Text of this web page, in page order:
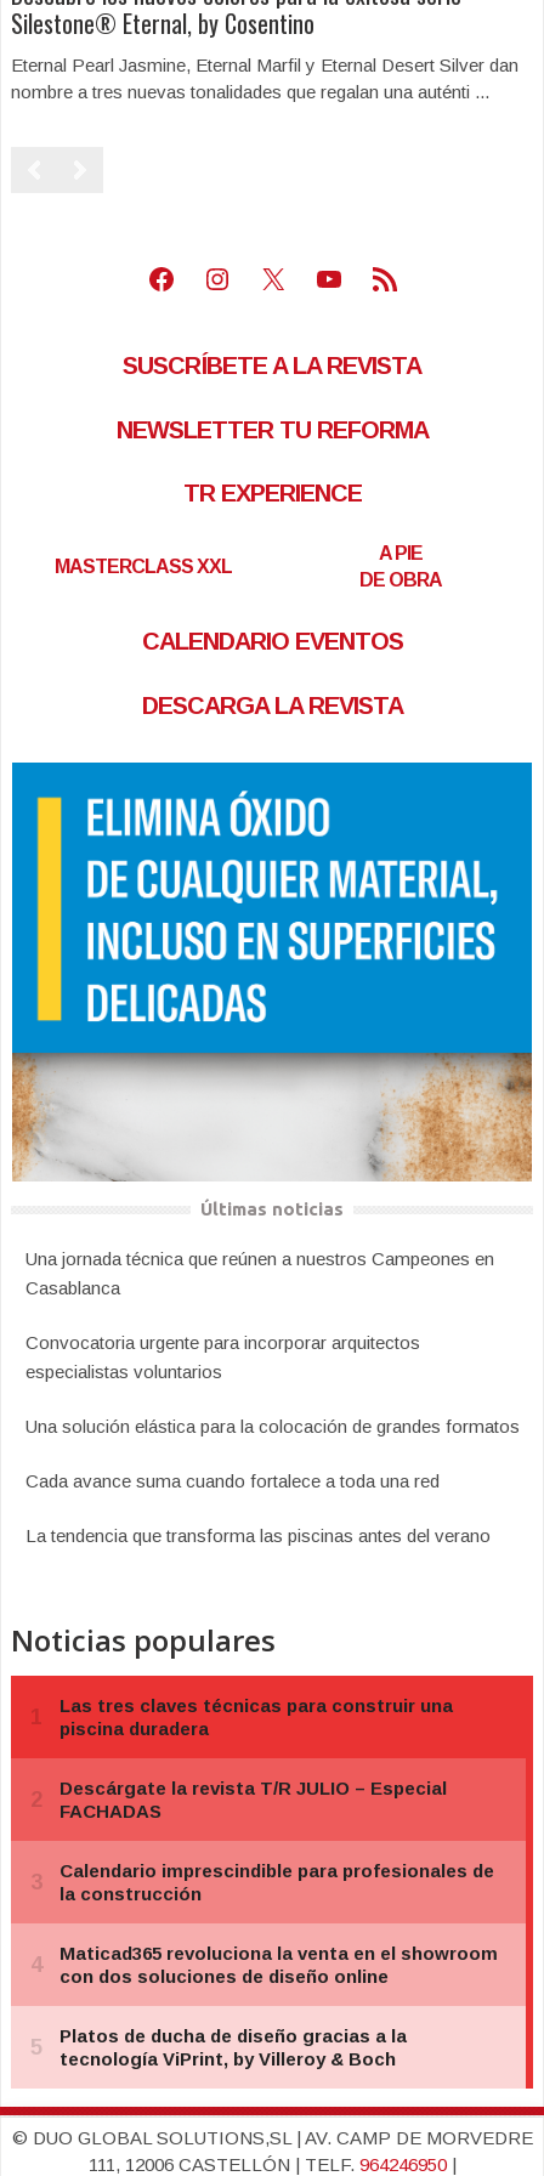
Silestone® Eternal, by Cosentino
Eternal Pearl Jasmine, Eternal Marfil y Eternal Desert Silver dan
nombre a tres nuevas tonalidades que regalan una auténti ...
Facebook
Instagram
X Youtube
Feed RSS
SUSCRÍBETE A LA REVISTA
NEWSLETTER TU REFORMA
TR EXPERIENCE
MASTERCLASS XXL
A PIE
DE OBRA
CALENDARIO EVENTOS
DESCARGA LA REVISTA
Últimas noticias
Una jornada técnica que reúnen a nuestros Campeones en
Casablanca
Convocatoria urgente para incorporar arquitectos
especialistas voluntarios
Una solución elástica para la colocación de grandes formatos
Cada avance suma cuando fortalece a toda una red
La tendencia que transforma las piscinas antes del verano
Noticias populares
© DUO GLOBAL SOLUTIONS,SL | AV. CAMP DE MORVEDRE
111, 12006 CASTELLÓN | TELF. 964246950|